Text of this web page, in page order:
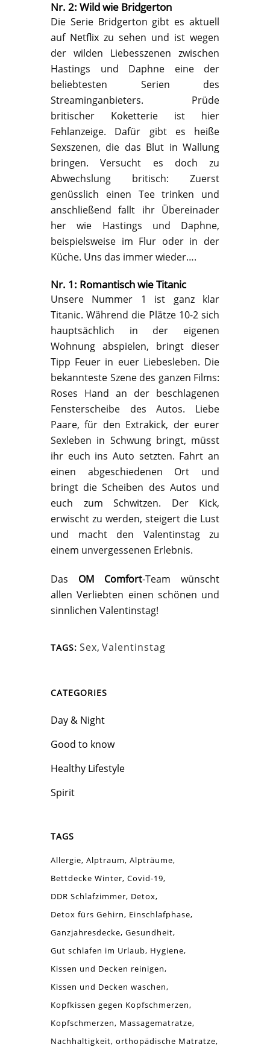
Nr. 2: Wild wie Bridgerton
Die Serie Bridgerton gibt es aktuell
auf Netflix zu sehen und ist wegen
der wilden Liebesszenen zwischen
Hastings und Daphne eine der
beliebtesten Serien des
Streaminganbieters. Prüde
britischer Koketterie ist hier
Fehlanzeige. Dafür gibt es heiße
Sexszenen, die das Blut in Wallung
bringen. Versucht es doch zu
Abwechslung britisch: Zuerst
genüsslich einen Tee trinken und
anschließend fallt ihr Übereinader
her wie Hastings und Daphne,
beispielsweise im Flur oder in der
Küche. Uns das immer wieder….
Nr. 1: Romantisch wie Titanic
Unsere Nummer 1 ist ganz klar
Titanic. Während die Plätze 10-2 sich
hauptsächlich in der eigenen
Wohnung abspielen, bringt dieser
Tipp Feuer in euer Liebesleben. Die
bekannteste Szene des ganzen Films:
Roses Hand an der beschlagenen
Fensterscheibe des Autos. Liebe
Paare, für den Extrakick, der eurer
Sexleben in Schwung bringt, müsst
ihr euch ins Auto setzten. Fahrt an
einen abgeschiedenen Ort und
bringt die Scheiben des Autos und
euch zum Schwitzen. Der Kick,
erwischt zu werden, steigert die Lust
und macht den Valentinstag zu
einem unvergessenen Erlebnis.
Das OM Comfort-Team wünscht
allen Verliebten einen schönen und
sinnlichen Valentinstag!
TAGS: Sex, Valentinstag
CATEGORIES
Day & Night
Good to know
Healthy Lifestyle
Spirit
TAGS
Allergie Alptraum Alpträume
Bettdecke Winter Covid-19
DDR Schlafzimmer Detox
Detox fürs Gehirn
Einschlafphase
Ganzjahresdecke Gesundheit
Gut schlafen im Urlaub Hygiene
Kissen und Decken reinigen
Kissen und Decken waschen
Kopfkissen gegen Kopfschmerzen
Kopfschmerzen
Massagematratze
Nachhaltigkeit orthopädische Matratze